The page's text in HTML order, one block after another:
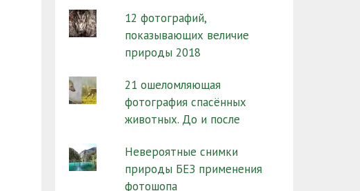
12 фотографий,
показывающих величие
природы 2018
21 ошеломляющая
фотография спасённых
животных. До и после
Невероятные снимки
природы БЕЗ применения
фотошопа